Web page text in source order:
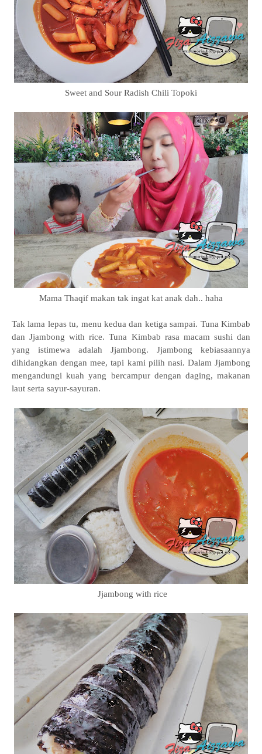
Sweet and Sour Radish Chili Topoki
Mama Thaqif makan tak ingat kat anak dah.. haha
Tak lama lepas tu, menu kedua dan ketiga sampai. Tuna Kimbab
dan Jjambong with rice. Tuna Kimbab rasa macam sushi dan
yang istimewa adalah Jjambong. Jjambong kebiasaannya
dihidangkan dengan mee, tapi kami pilih nasi. Dalam Jjambong
mengandungi kuah yang bercampur dengan daging, makanan
laut serta sayur-sayuran.
Jjambong with rice